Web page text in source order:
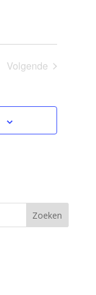
Volgende
Zoeken